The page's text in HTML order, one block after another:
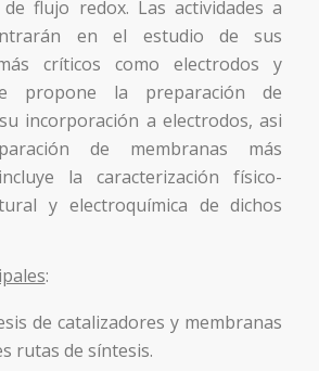
flujo redox. Las actividades a
en el estudio de sus
críticos como electrodos y
propone la preparación de
incorporación a electrodos, asi
de membranas más
la caracterización físico-
y electroquímica de dichos
:
de catalizadores y membranas
rutas de síntesis.